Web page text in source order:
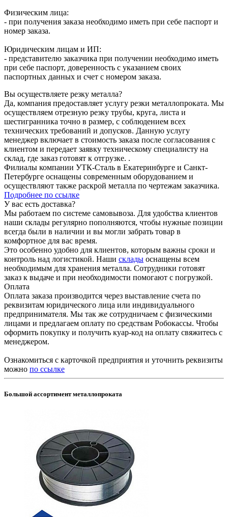
Физическим лица:
- при получения заказа необходимо иметь при себе паспорт и
номер заказа.
Юридическим лицам и ИП:
- представителю заказчика при получении необходимо иметь
при себе паспорт, доверенность с указанием своих
паспортных данных и счет с номером заказа.
Вы осуществляете резку металла?
Да, компания предоставляет услугу резки металлопроката. Мы
осуществляем отрезную резку трубы, круга, листа и
шестигранника точно в размер, с соблюдением всех
технических требований и допусков. Данную услугу
менеджер включает в стоимость заказа после согласования с
клиентом и передает заявку техническому специалисту на
склад, где заказ готовят к отгрузке. .
Филиалы компании УТК-Сталь в Екатеринбурге и Санкт-
Петербурге оснащены современным оборудованием и
осуществляют также раскрой металла по чертежам заказчика.
Подробнее по ссылке
У вас есть доставка?
Мы работаем по системе самовывоза. Для удобства клиентов
наши склады регулярно пополняются, чтобы нужные позиции
всегда были в наличии и вы могли забрать товар в
комфортное для вас время.
Это особенно удобно для клиентов, которым важны сроки и
контроль над логистикой. Наши склады оснащены всем
необходимым для хранения металла. Сотрудники готовят
заказ к выдаче и при необходимости помогают с погрузкой.
Оплата
Оплата заказа производится через выставление счета по
реквизитам юридического лица или индивидуального
предпринимателя. Мы так же сотрудничаем с физическими
лицами и предлагаем оплату по средствам Робокассы. Чтобы
оформить покупку и получить куар-код на оплату свяжитесь с
менеджером.
Ознакомиться с карточкой предприятия и уточнить реквизиты
можно по ссылке
Большой ассортимент металлопроката